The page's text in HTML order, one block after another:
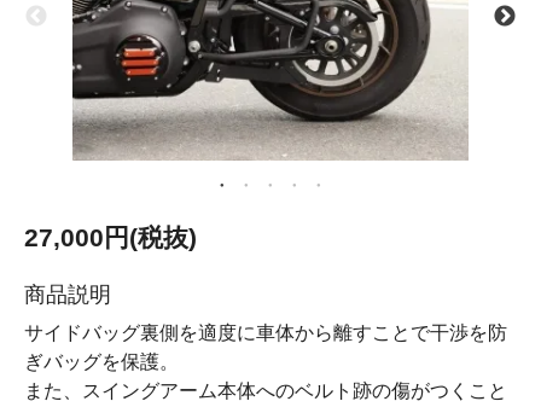
27,000円(税抜)
商品説明
サイドバッグ裏側を適度に車体から離すことで干渉を防
ぎバッグを保護。
また、スイングアーム本体へのベルト跡の傷がつくこと